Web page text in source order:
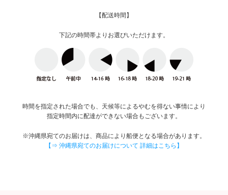
【配送時間】
下記の時間帯よりお選びいただけます。
時間を指定された場合でも、天候等によるやむを得ない事情により
指定時間内に配達ができない場合もございます。
※沖縄県宛てのお届けは、商品により船便となる場合があります。
【⇒ 沖縄県宛てのお届けについて 詳細はこちら】